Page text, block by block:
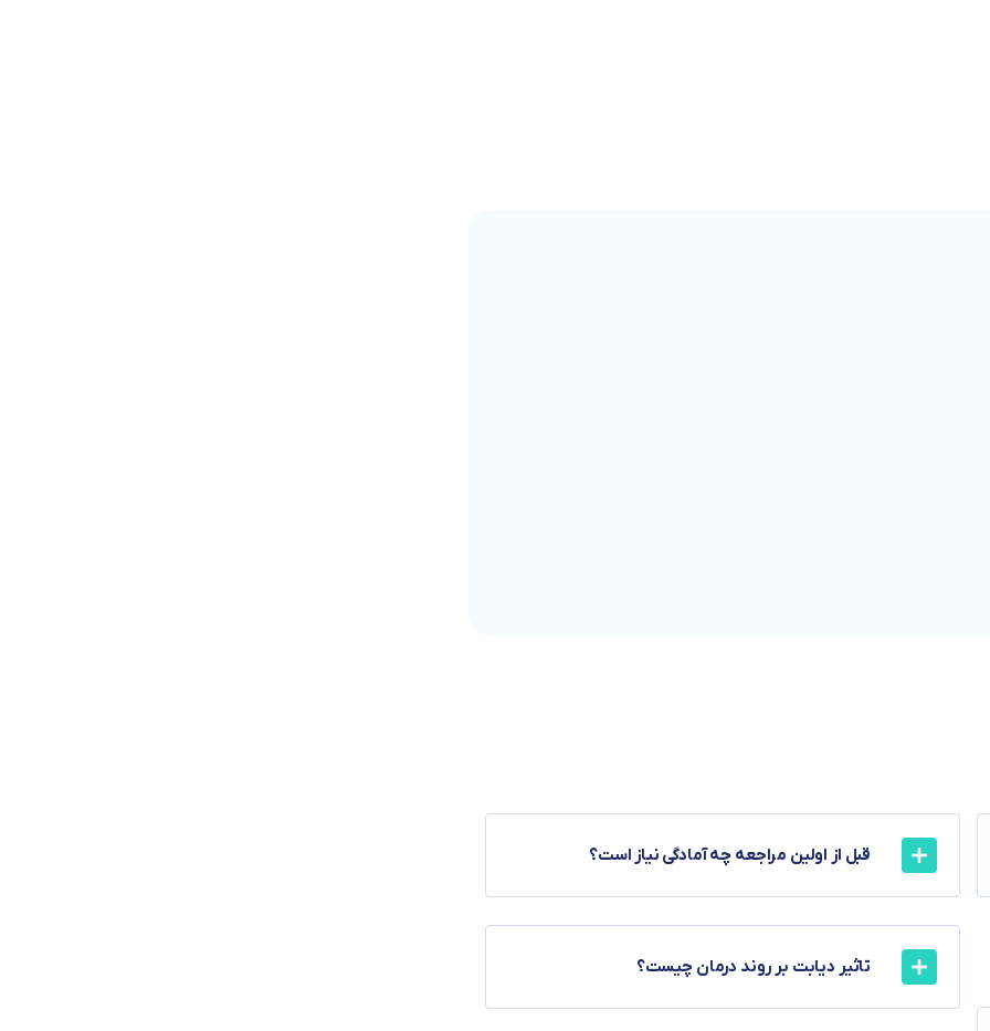
قبل از اولین مراجعه چه آمادگی نیاز است؟
تاثیر دیابت بر روند درمان چیست؟